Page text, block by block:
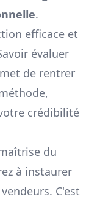
.
efficace et
évaluer
de rentrer
crédibilité
du
à instaurer
C'est